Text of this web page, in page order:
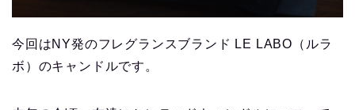
今回はNY発のフレグランスブランド LE LABO（ルラ
ボ）のキャンドルです。